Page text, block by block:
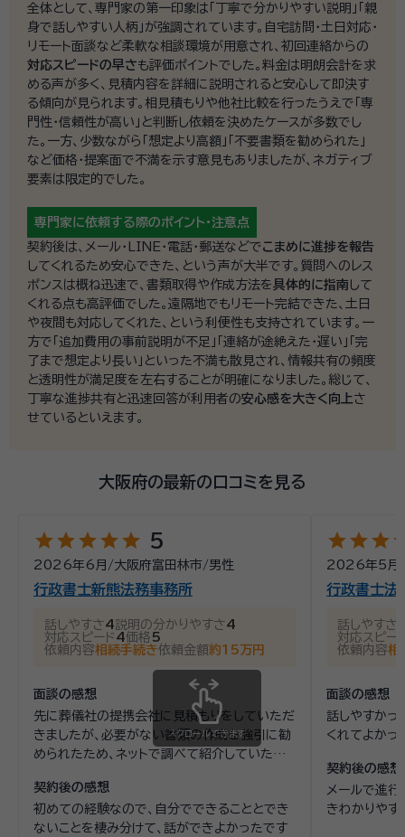
全体として、専門家の第一印象は「丁寧で分かりやすい説明」「親
身で話しやすい人柄」が強調されています。自宅訪問・土日対応・
リモート面談など柔軟な相談環境が用意され、初回連絡からの
対応スピードの早さも評価ポイントでした。料金は明朗会計を求
める声が多く、見積内容を詳細に説明されると安心して即決す
る傾向が見られます。相見積もりや他社比較を行ったうえで「専
門性・信頼性が高い」と判断し依頼を決めたケースが多数でし
た。一方、少数ながら「想定より高額」「不要書類を勧められた」
など価格・提案面で不満を示す意見もありましたが、ネガティブ
要素は限定的でした。
専門家に依頼する際のポイント・注意点
契約後は、メール・LINE・電話・郵送などでこまめに進捗を報告
してくれるため安心できた、という声が大半です。質問へのレス
ポンスは概ね迅速で、書類取得や作成方法を具体的に指南 して
くれる点も高評価でした。遠隔地でもリモート完結できた、土日
や夜間も対応してくれた、という利便性も支持されています。一
方で「追加費用の事前説明が不足」「連絡が途絶えた・遅い」「完
了まで想定より長い」といった不満も散見され、情報共有の頻度
と透明性が満足度を左右することが明確になりました。総じて、
丁寧な進捗共有と迅速回答が利用者の安心感を大きく向上さ
せているといえます。
大阪府の最新の口コミを見る
starstarstarstarstar 5
2026年6月 /大阪府富田林市/男性
行政書士新熊法務事務所
話しやすさ4説明の分かりやすさ4
対応スピード 4価格 5
依頼内容相続手続き依頼金額約15万円
面談の感想
先に葬儀社の提携会社に見積もりをしていただ
きましたが、必要がない書類の作成を強引に勧
められたため、ネットで調べて紹介していただ
約させていただきました
契約後の感想
初めての経験なので、自分でできることとでき
ないことを棲み分けて、話ができよかったです
starstarstar
2026年5月
行政書士法
話しやすさ
対応スピー
依頼内容相
面談の感想
話しやすかっ
くれてよかっ
契約後の感想
メールで進
きわかりやす
スクロールできます